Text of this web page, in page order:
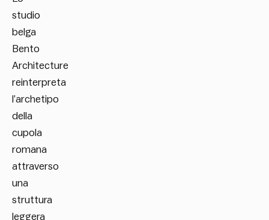
studio
belga
Bento
Architecture
reinterpreta
l’archetipo
della
cupola
romana
attraverso
una
struttura
leggera